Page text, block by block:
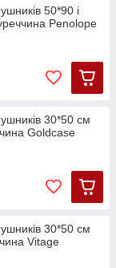
50*90 і
Penolope
30*50 см
Goldcase
30*50 см
Vitage